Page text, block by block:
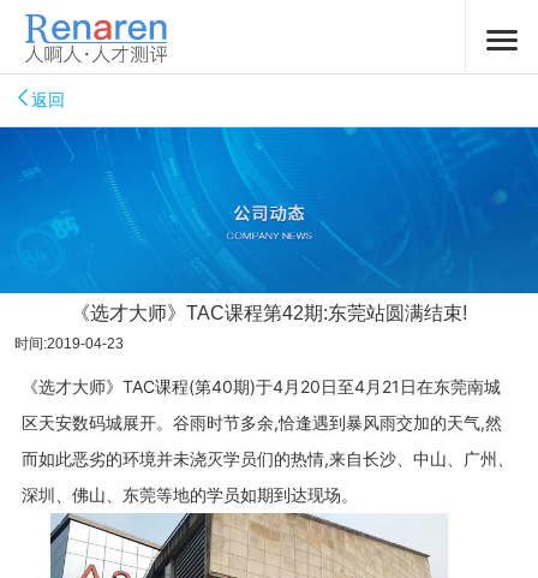
返回
《选才大师》TAC课程第42期:东莞站圆满结束!
时间:2019-04-23
《选才大师》TAC课程(第40期)于4月20日至4月21日在东莞南城
区天安数码城展开。谷雨时节多余,恰逢遇到暴风雨交加的天气,然
而如此恶劣的环境并未浇灭学员们的热情,来自长沙、中山、广州、
深圳、佛山、东莞等地的学员如期到达现场。